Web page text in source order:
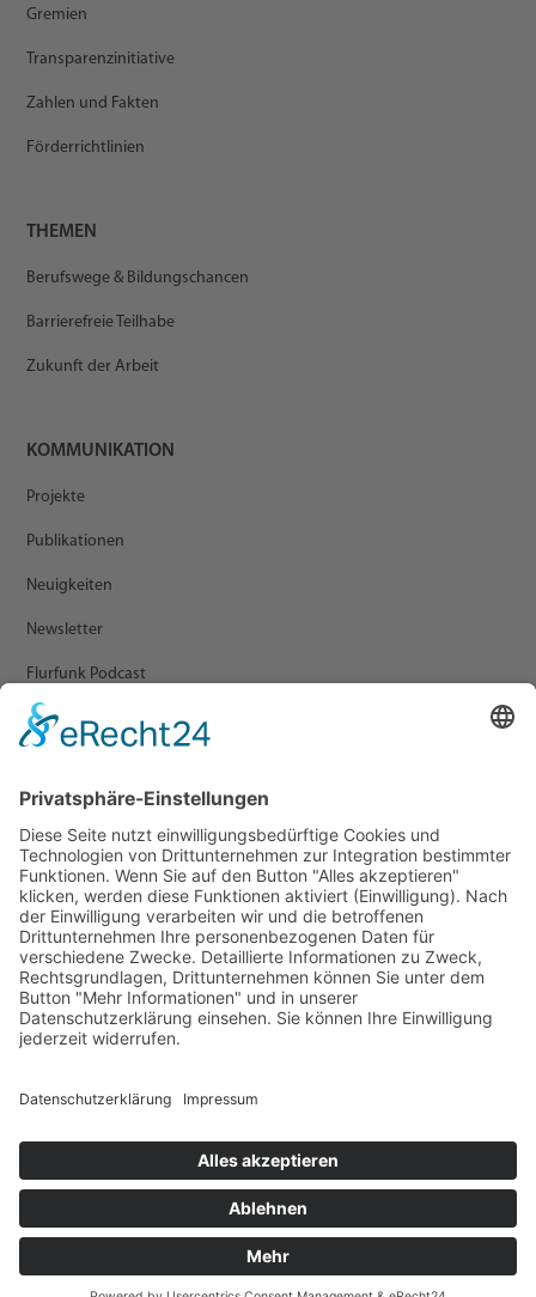
Gremien
Transparenzinitiative
Zahlen und Fakten
Förderrichtlinien
THEMEN
Berufswege & Bildungschancen
Barrierefreie Teilhabe
Zukunft der Arbeit
KOMMUNIKATION
Projekte
Publikationen
Neuigkeiten
Newsletter
Flurfunk Podcast
Presse
Veranstaltungen
Newsletter Archiv
RECHTLICHES
Impressum
Statement zur Barrierefreiheit
© 2025 – randstad stiftung